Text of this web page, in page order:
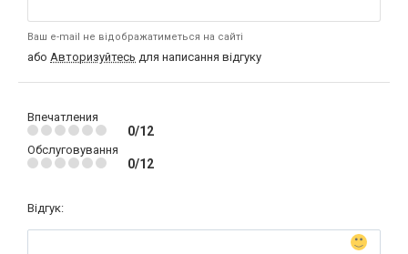
Ваш e-mail не відображатиметься на сайті
або Авторизуйтесь для написання відгуку
Впечатления
0/12
Обслуговування
0/12
Відгук: